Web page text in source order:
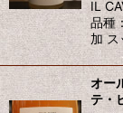
IL
品種
加 ス
オー
テ・